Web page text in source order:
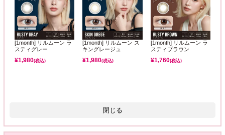
[1month] リルムーン ラ
スティグレー
¥1,980(税込)
[1month] リルムーン ス
キングレージュ
¥1,980(税込)
[1month] リルムーン ラ
スティブラウン
¥1,760(税込)
閉じる